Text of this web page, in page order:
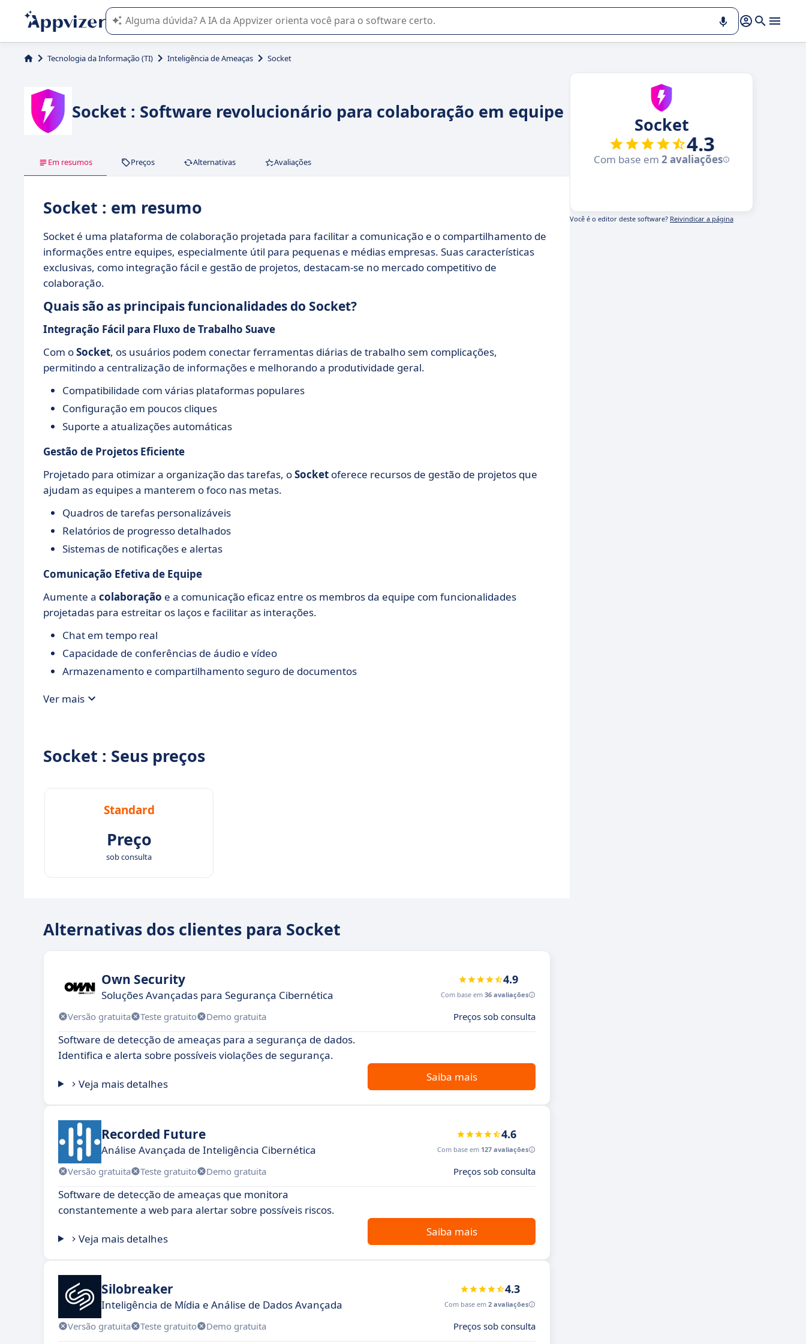
A IA do Appvizer o orienta no uso ou na seleção de software SaaS para sua empresa.
Tecnologia da Informação (TI) Inteligência de Ameaças Socket
Socket : Software revolucionário para colaboração em equipe
Em resumos Preços Alternativas Avaliações
Socket : em resumo
Socket é uma plataforma de colaboração projetada para facilitar a comunicação e o compartilhamento de
informações entre equipes, especialmente útil para pequenas e médias empresas. Suas características
exclusivas, como integração fácil e gestão de projetos, destacam-se no mercado competitivo de
colaboração.
Quais são as principais funcionalidades do Socket?
Integração Fácil para Fluxo de Trabalho Suave
Com oSocket, os usuários podem conectar ferramentas diárias de trabalho sem complicações,
permitindo a centralização de informações e melhorando a produtividade geral.
Compatibilidade com várias plataformas populares
Configuração em poucos cliques
Suporte a atualizações automáticas
Gestão de Projetos Eficiente
Projetado para otimizar a organização das tarefas, oSocket oferece recursos de gestão de projetos que
ajudam as equipes a manterem o foco nas metas.
Quadros de tarefas personalizáveis
Relatórios de progresso detalhados
Sistemas de notificações e alertas
Comunicação Efetiva de Equipe
Aumente a colaboração e a comunicação eficaz entre os membros da equipe com funcionalidades
projetadas para estreitar os laços e facilitar as interações.
Chat em tempo real
Capacidade de conferências de áudio e vídeo
Armazenamento e compartilhamento seguro de documentos
Ver mais
Socket : Seus preços
Standard
Preço
sob consulta
Alternativas dos clientes para Socket
Own Security
Soluções Avançadas para Segurança Cibernética
4.9
Com base em 36 avaliações
Versão gratuita Teste gratuito Demo gratuita Preços sob consulta
Software de detecção de ameaças para a segurança de dados.
Identifica e alerta sobre possíveis violações de segurança.
Veja mais detalhes
Saiba mais
Recorded Future
Análise Avançada de Inteligência Cibernética
4.6
Com base em 127 avaliações
Versão gratuita Teste gratuito Demo gratuita Preços sob consulta
Software de detecção de ameaças que monitora
constantemente a web para alertar sobre possíveis riscos.
Veja mais detalhes
Saiba mais
Silobreaker
Inteligência de Mídia e Análise de Dados Avançada
4.3
Com base em 2 avaliações
Versão gratuita Teste gratuito Demo gratuita Preços sob consulta
Socket
4.3
Com base em 2 avaliações
Você é o editor deste software? Reivindicar a página